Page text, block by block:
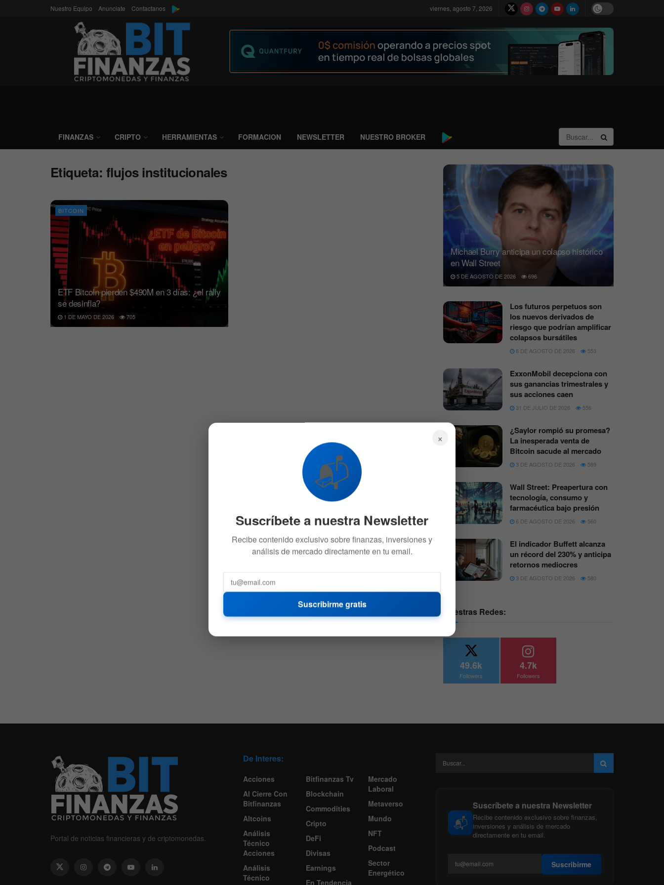
Nuestro Equipo Anunciate Contactanos viernes, agosto 7, 2026
FINANZAS CRIPTO HERRAMIENTAS FORMACION NEWSLETTER NUESTRO BROKER
Etiqueta: flujos institucionales
BITCOIN
ETF Bitcoin pierden $490M en 3 días: ¿el rally
se desinfla?
1 DE MAYO DE 2026 705
Michael Burry anticipa un colapso histórico
en Wall Street
5 DE AGOSTO DE 2026 696
Los futuros perpetuos son
los nuevos derivados de
riesgo que podrían amplificar
colapsos bursátiles
6 DE AGOSTO DE 2026 553
ExxonMobil decepciona con
sus ganancias trimestrales y
sus acciones caen
31 DE JULIO DE 2026 556
¿Saylor rompió su promesa?
La inesperada venta de
Bitcoin sacude al mercado
3 DE AGOSTO DE 2026 589
Wall Street: Preapertura con
tecnología, consumo y
farmacéutica bajo presión
6 DE AGOSTO DE 2026 560
El indicador Buffett alcanza
un récord del 230% y anticipa
retornos mediocres
3 DE AGOSTO DE 2026 580
Nuestras Redes:
49.6k
Followers
4.7k
Followers
Portal de noticias financieras y de criptomonedas.
De Interes:
Acciones
Al Cierre Con
Bitfinanzas
Altcoins
Análisis
Técnico
Acciones
Análisis
Técnico
Bitfinanzas Tv
Blockchain
Commodities
Cripto
DeFi
Divisas
Earnings
En Tendencia
Mercado
Laboral
Metaverso
Mundo
NFT
Podcast
Sector
Energético
📬
Suscríbete a nuestra Newsletter
Recibe contenido exclusivo sobre finanzas,
inversiones y análisis de mercado
directamente en tu email.
Suscribirme
×
📬
Suscríbete a nuestra Newsletter
Recibe contenido exclusivo sobre finanzas, inversiones y
análisis de mercado directamente en tu email.
Suscribirme gratis